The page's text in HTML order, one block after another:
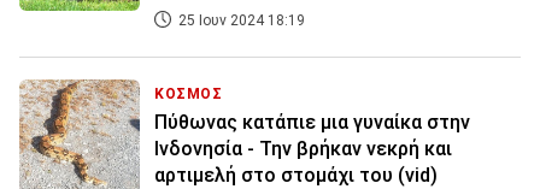
25 Ιουν 2024 18:19
ΚΟΣΜΟΣ
Πύθωνας κατάπιε μια γυναίκα στην
Ινδονησία - Την βρήκαν νεκρή και
αρτιμελή στο στομάχι του (vid)